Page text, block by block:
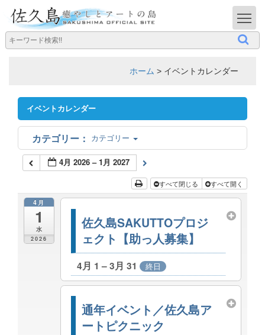
ホーム > イベントカレンダー
イベントカレンダー
カテゴリー
4月 2026 – 1月 2027
すべて閉じる すべて開く
4月
1
水
2026
佐久島SAKUTTOプロジ
ェクト【助っ人募集】
4月 1 – 3月 31 終日
通年イベント／佐久島ア
ートピクニック